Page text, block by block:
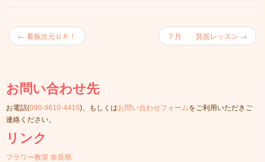
← 看板次元ＵＰ！ ７月 箕面レッスン →
お問い合わせ先
お電話(090-9610-4415)、もしくはお問い合わせフォームをご利用いただきご
連絡ください。
リンク
フラワー教室 奈良県